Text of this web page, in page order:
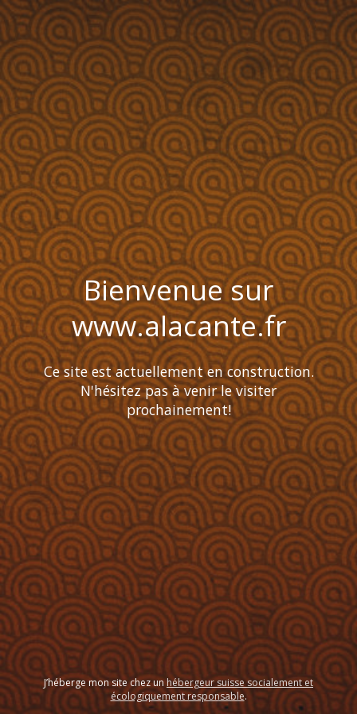
Bienvenue sur
www.alacante.fr
Ce site est actuellement en construction.
N'hésitez pas à venir le visiter
prochainement!
J’héberge mon site chez unhébergeur suisse socialement et
écologiquement responsable.